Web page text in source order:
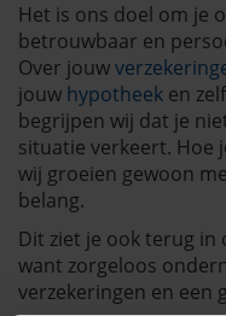
Het is ons doel om je
betrouwbaar en
Over jouw
jouw hypotheek en
begrijpen wij dat je
situatie verkeert. Hoe
wij groeien gewoon
belang.
Dit ziet je ook terug in
want zorgeloos
verzekeringen en een